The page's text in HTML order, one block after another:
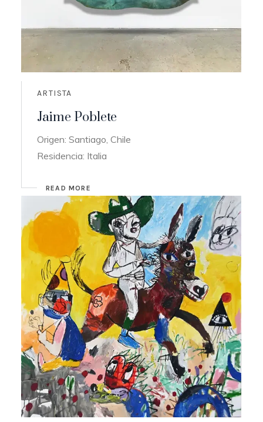
ARTISTA
Jaime Poblete
Origen: Santiago, Chile
Residencia: Italia
READ MORE